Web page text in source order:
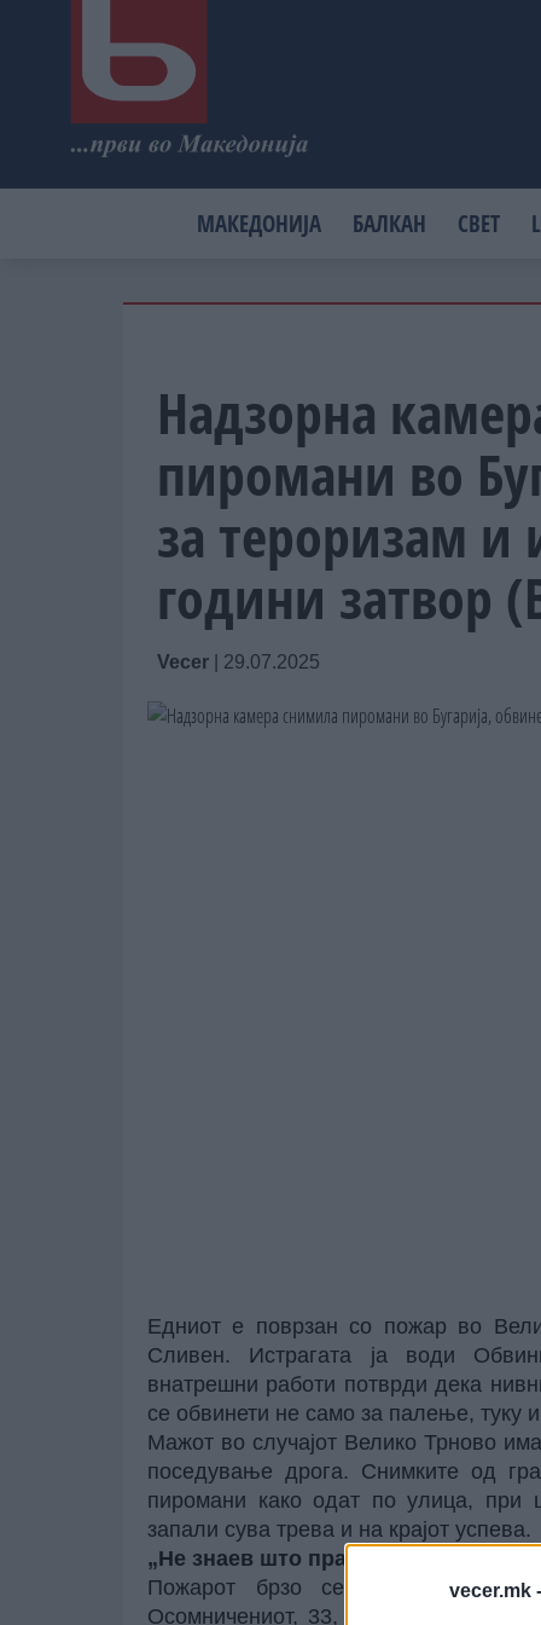
vecer.mk -
МАКЕДОНИЈА БАЛКАН СВЕТ
Надзорна
пиромани во
за тероризам и
години затвор
Vecer 29.07.2025
Едниот е поврзан со пожар во
Сливен. Истрагата ја води
внатрешни работи потврди дека
се обвинети не само за палење, туку
Мажот во случајот Велико Трново
поседување дрога. Снимките од
пиромани како одат по улица, при
запали сува трева и на крајот успева.
„Не знаев што правам“
Пожарот брзо се проширил во
Осомничениот, 33, признал што